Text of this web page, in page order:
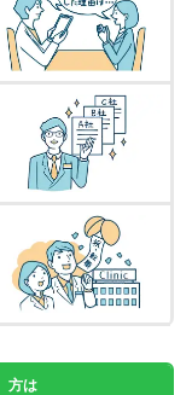
方は